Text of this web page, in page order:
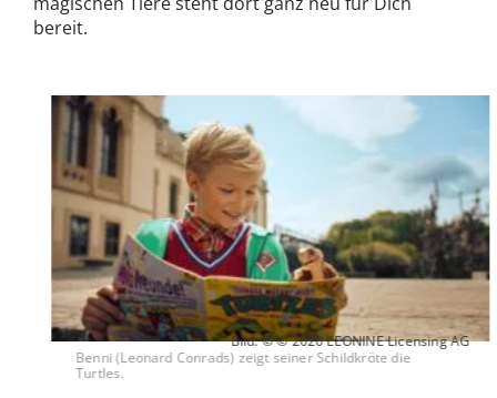
bereit.
Benni (Leonard Conrads) zeigt seiner Schildkröte die
Turtles.
Bild: © © 2020 LEONINE Licensing AG